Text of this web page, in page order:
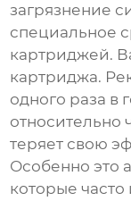
загрязнение
специальное
картриджей.
картриджа.
одного раза в
относительно
теряет свою
Особенно это
которые часто